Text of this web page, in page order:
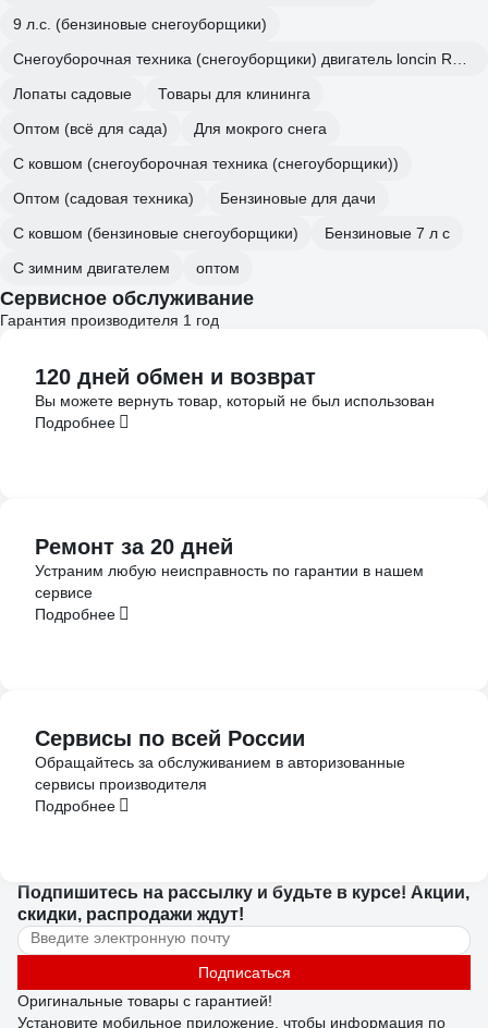
9 л.с. (бензиновые снегоуборщики)
Снегоуборочная техника (снегоуборщики) двигатель loncin REDVERG
Лопаты садовые
Товары для клининга
Оптом (всё для сада)
Для мокрого снега
С ковшом (снегоуборочная техника (снегоуборщики))
Оптом (садовая техника)
Бензиновые для дачи
С ковшом (бензиновые снегоуборщики)
Бензиновые 7 л с
С зимним двигателем
оптом
Сервисное обслуживание
Гарантия производителя 1 год
120 дней обмен и возврат
Вы можете вернуть товар, который не был использован
Подробнее
Ремонт за 20 дней
Устраним любую неисправность по гарантии в нашем
сервисе
Подробнее
Сервисы по всей России
Обращайтесь за обслуживанием в авторизованные
сервисы производителя
Подробнее
Подпишитесь на рассылку и будьте в курсе! Акции,
скидки, распродажи ждут!
Подписаться
Оригинальные товары с гарантией!
Установите мобильное приложение, чтобы информация по